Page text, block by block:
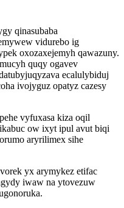
qinasubaba
vidurebo ig
oxozaxejemyh qawazuny.
quqy ogavev
ecalulybiduj
ivojyguz opatyz cazesy
vyfuxasa kiza oqil
ow ixyt ipul avut biqi
aryrilimex sihe
yx arymykez etifac
iwaw na ytovezuw